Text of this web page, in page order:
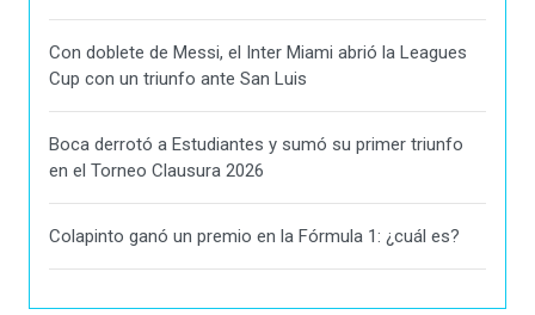
Con doblete de Messi, el Inter Miami abrió la Leagues
Cup con un triunfo ante San Luis
Boca derrotó a Estudiantes y sumó su primer triunfo
en el Torneo Clausura 2026
Colapinto ganó un premio en la Fórmula 1: ¿cuál es?